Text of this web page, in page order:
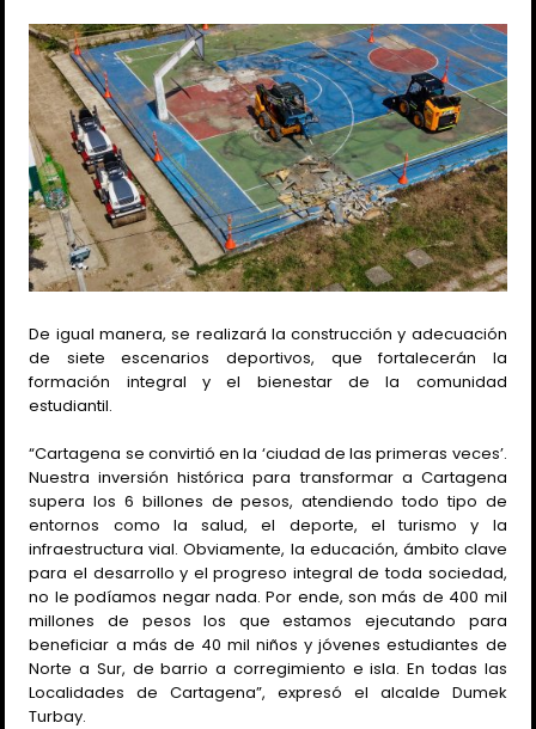
De igual manera, se realizará la construcción y adecuación
de siete escenarios deportivos, que fortalecerán la
formación integral y el bienestar de la comunidad
estudiantil.
“Cartagena se convirtió en la ‘ciudad de las primeras veces’.
Nuestra inversión histórica para transformar a Cartagena
supera los 6 billones de pesos, atendiendo todo tipo de
entornos como la salud, el deporte, el turismo y la
infraestructura vial. Obviamente, la educación, ámbito clave
para el desarrollo y el progreso integral de toda sociedad,
no le podíamos negar nada. Por ende, son más de 400 mil
millones de pesos los que estamos ejecutando para
beneficiar a más de 40 mil niños y jóvenes estudiantes de
Norte a Sur, de barrio a corregimiento e isla. En todas las
Localidades de Cartagena”, expresó el alcalde Dumek
Turbay.